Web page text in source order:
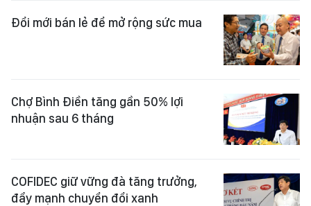
Đổi mới bán lẻ để mở rộng sức mua
Chợ Bình Điền tăng gần 50% lợi
nhuận sau 6 tháng
COFIDEC giữ vững đà tăng trưởng,
đẩy mạnh chuyển đổi xanh